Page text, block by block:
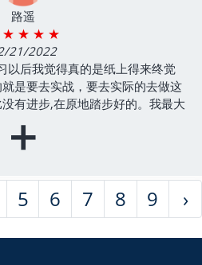
助力，是学员的好引导，责任心
老师和wison班主任搭档的课
学堂组织这些课程。
练营4期
路遥
★ ★ ★ ★
21/2022
以后我觉得真的是纸上得来终觉
是要去实战，要去实际的去做这
有进步,在原地踏步好的。我最大
合的朋友，包括我们小组组员，
都是很积极的鼓励我，帮助我。
+
5 6 7 8 9 ›